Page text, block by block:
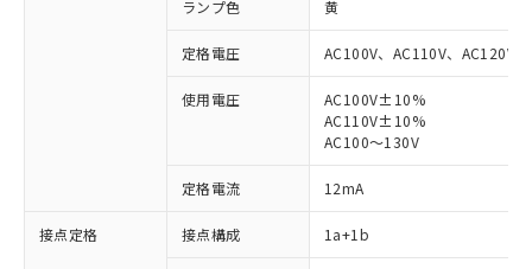
ランプ色 黄
定格電圧 AC100V、AC110V、AC120V
使用電圧
AC100V±10%
AC110V±10%
AC100～130V
定格電流 12mA
接点定格 接点構成 1a+1b
※1 対応状況